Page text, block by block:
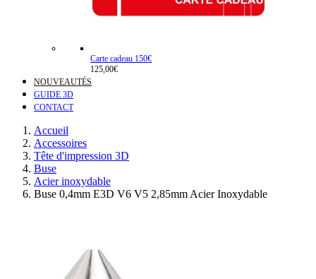
Carte cadeau 150€
125,00€
NOUVEAUTÉS
GUIDE 3D
CONTACT
Accueil
Accessoires
Tête d'impression 3D
Buse
Acier inoxydable
Buse 0,4mm E3D V6 V5 2,85mm Acier Inoxydable